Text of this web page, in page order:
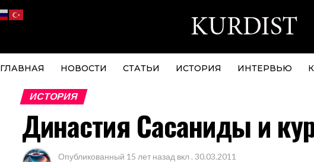
ГЛАВНАЯ НОВОСТИ СТАТЬИ ИСТОРИЯ ИНТЕРВЬЮ
ИСТОРИЯ
Династия Сасаниды и
Опубликованный 15 лет назад вкл . 30.03.2011